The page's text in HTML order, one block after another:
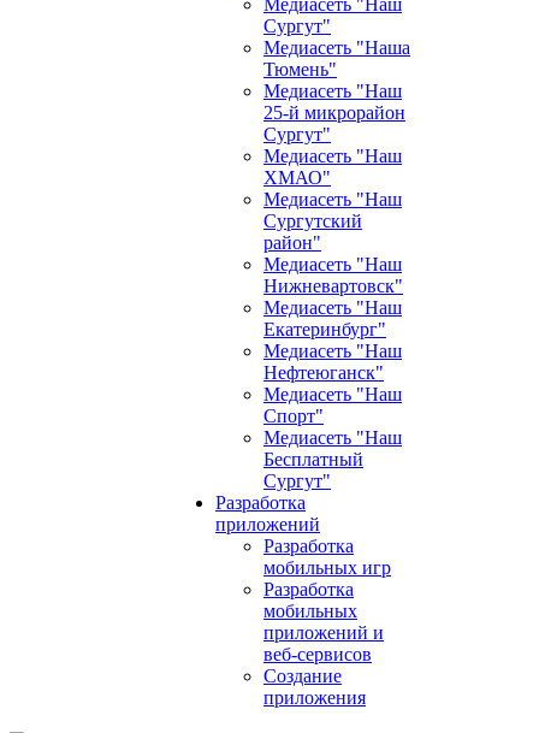
Медиасеть "Наш
Сургут"
Медиасеть "Наша
Тюмень"
Медиасеть "Наш
25-й микрорайон
Сургут"
Медиасеть "Наш
ХМАО"
Медиасеть "Наш
Сургутский
район"
Медиасеть "Наш
Нижневартовск"
Медиасеть "Наш
Екатеринбург"
Медиасеть "Наш
Нефтеюганск"
Медиасеть "Наш
Спорт"
Медиасеть "Наш
Бесплатный
Сургут"
Разработка
приложений
Разработка
мобильных игр
Разработка
мобильных
приложений и
веб-сервисов
Создание
приложения